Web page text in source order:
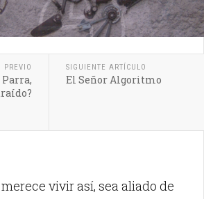
PREVIO SIGUIENTE ARTÍCULO
El Señor Algoritmo
vivir así, sea aliado de